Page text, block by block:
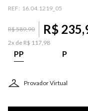
: 16.04.1219_05
R$589,90 R$ 235,
2x de R$ 117,98
PP P
Provador Virtual